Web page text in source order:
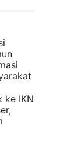
ke IKN